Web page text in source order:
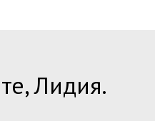
Лидия.